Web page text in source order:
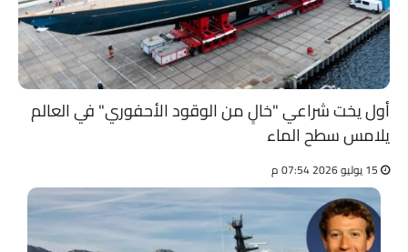
أول يخت شراعي "خالٍ من الوقود الأحفوري" في العالم
يلامس سطح الماء